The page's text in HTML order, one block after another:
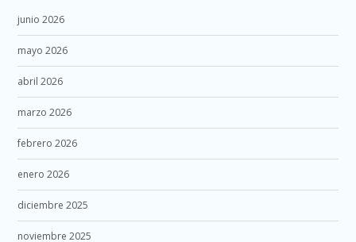
junio 2026
mayo 2026
abril 2026
marzo 2026
febrero 2026
enero 2026
diciembre 2025
noviembre 2025